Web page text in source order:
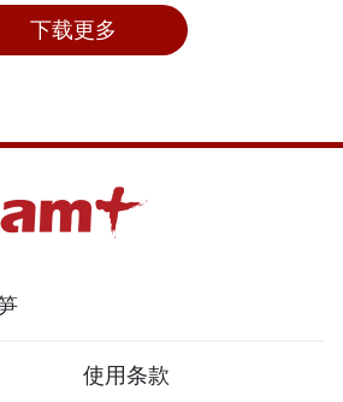
下载更多
使用条款